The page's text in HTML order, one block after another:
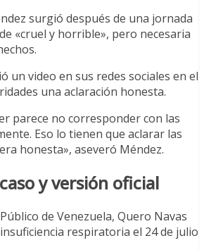
surgió después de una jornada
«cruel y horrible», pero necesaria
un video en sus redes sociales en el
una aclaración honesta.
parece no corresponder con las
Eso lo tienen que aclarar las
honesta», aseveró Méndez.
y versión oficial
de Venezuela, Quero Navas
respiratoria el 24 de julio